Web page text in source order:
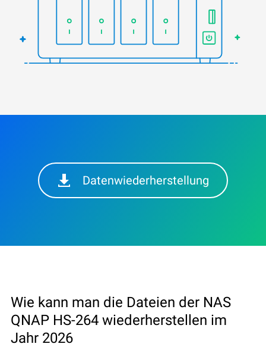
Datenwiederherstellung
Wie kann man die Dateien der NAS
QNAP HS-264 wiederherstellen im
Jahr 2026